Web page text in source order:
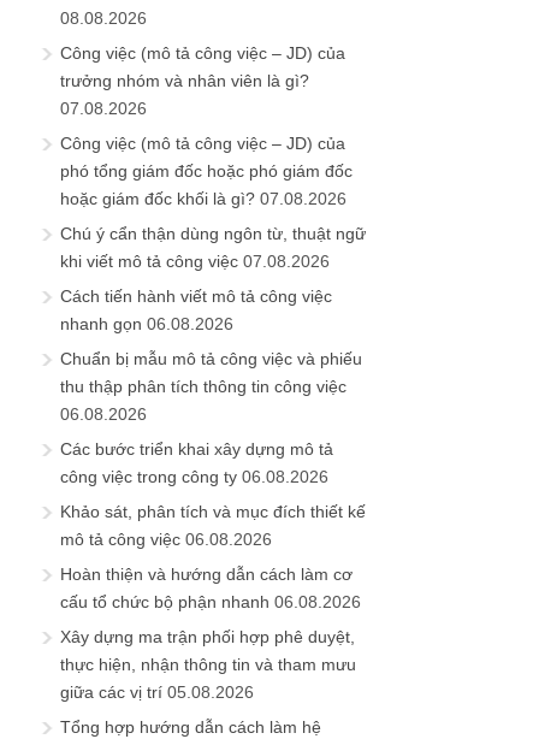
08.08.2026
Công việc (mô tả công việc – JD) của
trưởng nhóm và nhân viên là gì?
07.08.2026
Công việc (mô tả công việc – JD) của
phó tổng giám đốc hoặc phó giám đốc
hoặc giám đốc khối là gì? 07.08.2026
Chú ý cẩn thận dùng ngôn từ, thuật ngữ
khi viết mô tả công việc 07.08.2026
Cách tiến hành viết mô tả công việc
nhanh gọn 06.08.2026
Chuẩn bị mẫu mô tả công việc và phiếu
thu thập phân tích thông tin công việc
06.08.2026
Các bước triển khai xây dựng mô tả
công việc trong công ty 06.08.2026
Khảo sát, phân tích và mục đích thiết kế
mô tả công việc 06.08.2026
Hoàn thiện và hướng dẫn cách làm cơ
cấu tổ chức bộ phận nhanh 06.08.2026
Xây dựng ma trận phối hợp phê duyệt,
thực hiện, nhận thông tin và tham mưu
giữa các vị trí 05.08.2026
Tổng hợp hướng dẫn cách làm hệ